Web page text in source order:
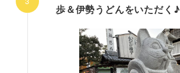
歩＆伊勢うどんをいただく♪